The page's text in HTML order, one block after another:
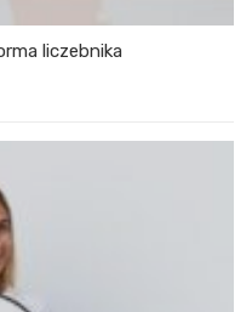
liczebnika